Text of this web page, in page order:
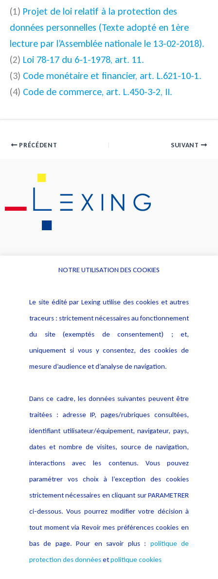
(1) Projet de loi relatif à la protection des
données personnelles (Texte adopté en 1ère
lecture par l’Assemblée nationale le 13-02-2018).
(2) Loi 78-17 du 6-1-1978, art. 11.
(3) Code monétaire et financier, art. L.621-10-1.
(4) Code de commerce, art. L.450-3-2, II.
PRÉCÉDENT SUIVANT
Alerte professionnelle
Déclaration d'accessibilité
Notice Légale
Politique de protection des
données
Publications
NOTRE UTILISATION DES COOKIES
Le site édité par Lexing utilise des cookies et autres
traceurs : strictement nécessaires au fonctionnement
du site (exemptés de consentement) ; et,
uniquement si vous y consentez, des cookies de
mesure d’audience et d’analyse de navigation.
Dans ce cadre, les données suivantes peuvent être
traitées : adresse IP, pages/rubriques consultées,
identifiant utilisateur/équipement, navigateur, pays,
dates et nombre de visites, source de navigation,
interactions avec les contenus. Vous pouvez
paramétrer vos choix à l’exception des cookies
strictement nécessaires en cliquant sur PARAMETRER
ci-dessous. Vous pourrez modifier votre décision à
tout moment via Revoir mes préférences cookies en
bas de page. Pour en savoir plus : politique de
protection des donnéesetpolitique cookies